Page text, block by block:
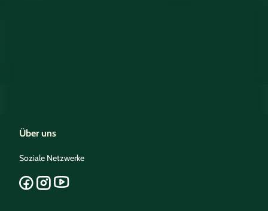
Über uns
Soziale Netzwerke